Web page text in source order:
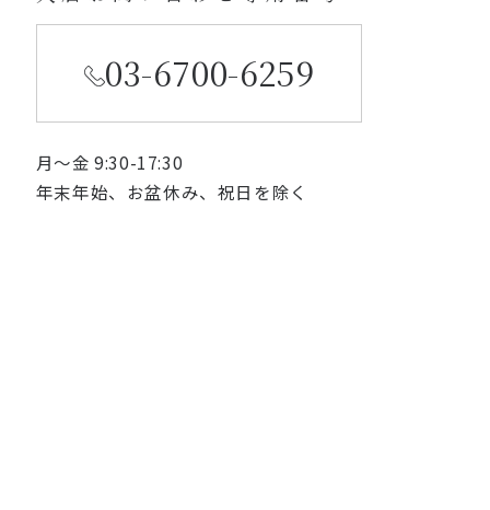
03-6700-6259
月〜金 9:30-17:30
年末年始、お盆休み、祝日を除く